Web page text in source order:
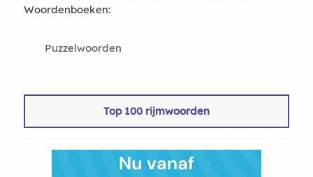
Woordenboeken:
Puzzelwoorden
Top 100 rijmwoorden